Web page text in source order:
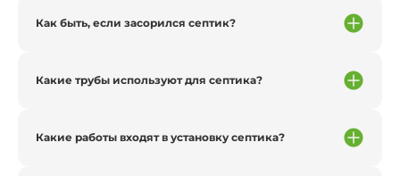
Как быть, если засорился септик?
Какие трубы используют для септика?
Какие работы входят в установку септика?